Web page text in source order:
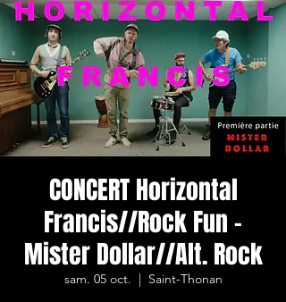
CONCERT Horizontal
Francis//Rock Fun -
Mister Dollar//Alt. Rock
sam. 05 oct.
  |
Saint-Thonan